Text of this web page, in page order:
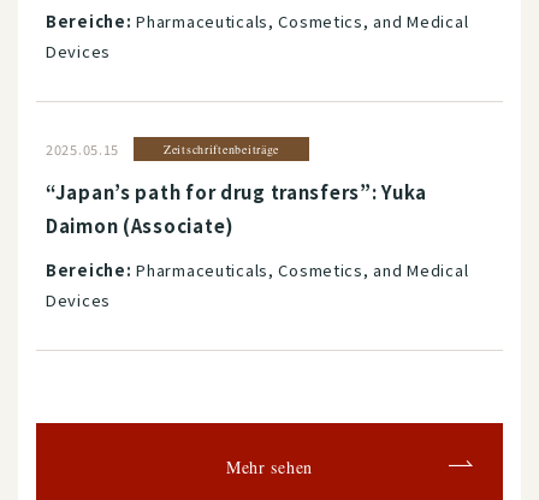
Bereiche: Pharmaceuticals, Cosmetics, and Medical
Devices
2025.05.15 Zeitschriftenbeiträge
“Japan’s path for drug transfers”: Yuka
Daimon (Associate)
Bereiche: Pharmaceuticals, Cosmetics, and Medical
Devices
Mehr sehen